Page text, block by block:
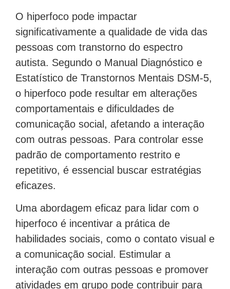
O hiperfoco pode impactar
significativamente a qualidade de vida das
pessoas com transtorno do espectro
autista. Segundo o Manual Diagnóstico e
Estatístico de Transtornos Mentais DSM-5,
o hiperfoco pode resultar em alterações
comportamentais e dificuldades de
comunicação social, afetando a interação
com outras pessoas. Para controlar esse
padrão de comportamento restrito e
repetitivo, é essencial buscar estratégias
eficazes.
Uma abordagem eficaz para lidar com o
hiperfoco é incentivar a prática de
habilidades sociais, como o contato visual e
a comunicação social. Estimular a
interação com outras pessoas e promover
atividades em grupo pode contribuir para